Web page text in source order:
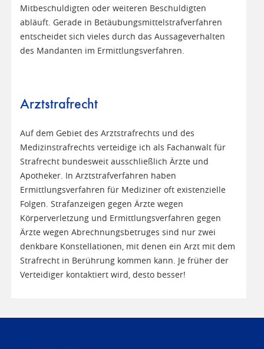
Mitbeschuldigten oder weiteren Beschuldigten
abläuft. Gerade in Betäubungsmittelstrafverfahren
entscheidet sich vieles durch das Aussageverhalten
des Mandanten im Ermittlungsverfahren.
Arztstrafrecht
Auf dem Gebiet des Arztstrafrechts und des
Medizinstrafrechts verteidige ich als Fachanwalt für
Strafrecht bundesweit ausschließlich Ärzte und
Apotheker. In Arztstrafverfahren haben
Ermittlungsverfahren für Mediziner oft existenzielle
Folgen. Strafanzeigen gegen Ärzte wegen
Körperverletzung und Ermittlungsverfahren gegen
Ärzte wegen Abrechnungsbetruges sind nur zwei
denkbare Konstellationen, mit denen ein Arzt mit dem
Strafrecht in Berührung kommen kann. Je früher der
Verteidiger kontaktiert wird, desto besser!